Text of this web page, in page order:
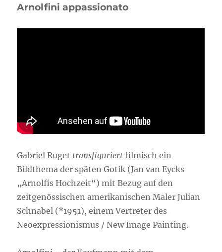
Arnolfini appassionato
Gabriel Ruget transfiguriert filmisch ein
Bildthema der späten Gotik (Jan van Eycks
„Arnolfis Hochzeit“) mit Bezug auf den
zeitgenössischen amerikanischen Maler Julian
Schnabel (*1951), einem Vertreter des
Neoexpressionismus / New Image Painting.